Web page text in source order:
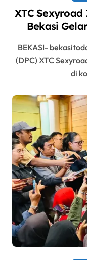
XTC
Bekasi
BEKASI- bekasitoday.com– Dewan Pimpinan Cabang
(DPC) XTC
di